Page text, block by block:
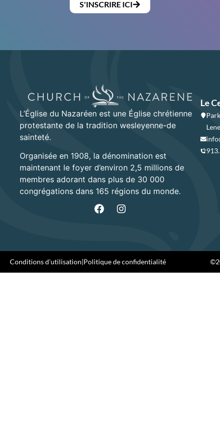
S'INSCRIRE ICI
L’Église du Nazaréen est une Église chrétienne
protestante de la tradition wesleyenne-de
sainteté.
Organisée en 1908, la dénomination est
maintenant le foyer d’environ 2,5 millions de
membres adorant dans plus de 30 000
congrégations dans 165 régions du monde.
Le
Conditions d'utilisation|Politique de confidentialité